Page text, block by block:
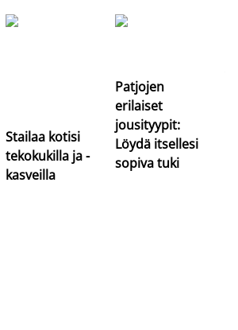
Stailaa kotisi
tekokukilla ja -
kasveilla
Patjojen
erilaiset
jousityypit:
Löydä itsellesi
sopiva tuki